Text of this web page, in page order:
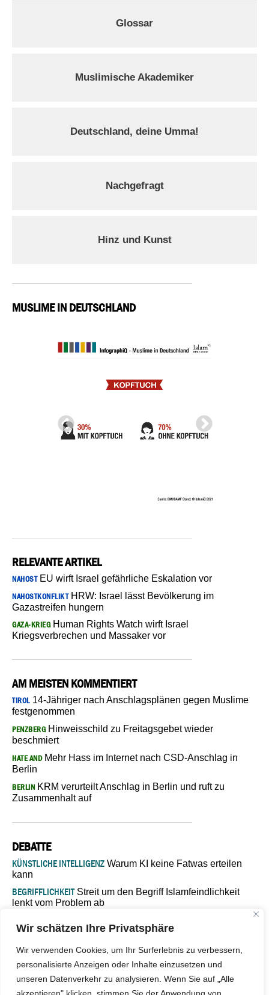
Wir schätzen Ihre Privatsphäre
Wir verwenden Cookies, um Ihr Surferlebnis zu verbessern,
personalisierte Anzeigen oder Inhalte einzusetzen und
unseren Datenverkehr zu analysieren. Wenn Sie auf „Alle
Glossar
Muslimische Akademiker
Deutschland, deine Umma!
Nachgefragt
Hinz und Kunst
MUSLIME IN DEUTSCHLAND
RELEVANTE ARTIKEL
NAHOSTEU wirft Israel gefährliche Eskalation vor
NAHOSTKONFLIKTHRW: Israel lässt Bevölkerung im
Gazastreifen hungern
GAZA-KRIEGHuman Rights Watch wirft Israel
Kriegsverbrechen und Massaker vor
AM MEISTEN KOMMENTIERT
TIROL14-Jähriger nach Anschlagsplänen gegen Muslime
festgenommen
PENZBERGHinweisschild zu Freitagsgebet wieder
beschmiert
HATE ANDMehr Hass im Internet nach CSD-Anschlag in
Berlin
BERLIN KRM verurteilt Anschlag in Berlin und ruft zu
Zusammenhalt auf
DEBATTE
KÜNSTLICHE INTELLIGENZ Warum KI keine Fatwas erteilen
kann
BEGRIFFLICHKEITStreit um den Begriff Islamfeindlichkeit
lenkt vom Problem ab
Verantwortung bleibt“
ISLAMISCHE FAKULTÄT IN MÜNSTEREine kritische Schwelle für
die deutsche Religionspolitik
GASTBEITRAGWarum die muslimische Welt eine neue